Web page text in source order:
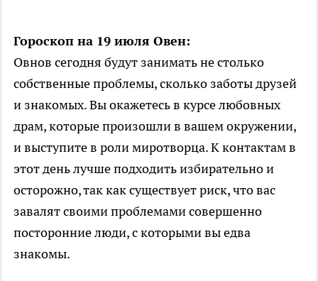
Гороскоп на 19 июля Овен:
Овнов сегодня будут занимать не столько
собственные проблемы, сколько заботы друзей
и знакомых. Вы окажетесь в курсе любовных
драм, которые произошли в вашем окружении,
и выступите в роли миротворца. К контактам в
этот день лучше подходить избирательно и
осторожно, так как существует риск, что вас
завалят своими проблемами совершенно
посторонние люди, с которыми вы едва
знакомы.